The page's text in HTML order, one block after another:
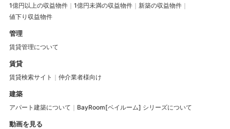
1億円以上の収益物件
1億円未満の収益物件
新築の収益物件
値下り収益物件
管理
賃貸管理について
賃貸
賃貸検索サイト 仲介業者様向け
建築
アパート建築について BayRoom[ベイルーム] シリーズについて
動画を見る